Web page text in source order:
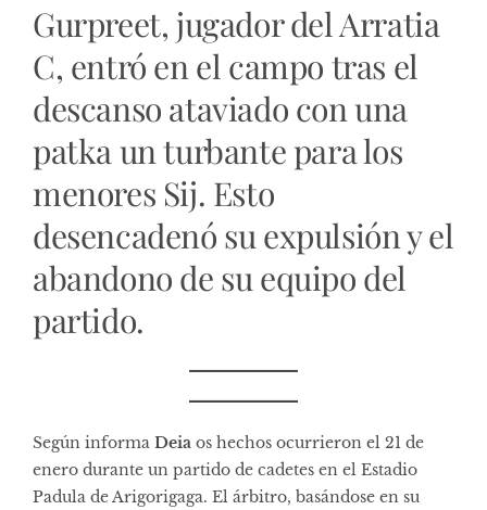
Gurpreet, jugador del Arratia
C, entró en el campo tras el
descanso ataviado con una
patka un turbante para los
menores Sij. Esto
desencadenó su expulsión y el
abandono de su equipo del
partido.
Según informa Deia os hechos ocurrieron el 21 de
enero durante un partido de cadetes en el Estadio
Padula de Arigorigaga. El árbitro, basándose en su